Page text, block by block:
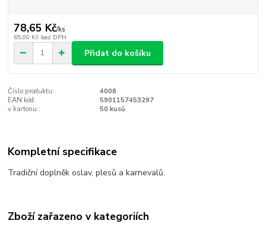
78,65 Kč/ks
65,00 Kč bez DPH
Přidat do košíku
Číslo produktu:
4008
EAN kód:
5901157453297
v kartonu::
50 kusů
Kompletní specifikace
Tradiční doplněk oslav, plesů a karnevalů.
Zboží zařazeno v kategoriích